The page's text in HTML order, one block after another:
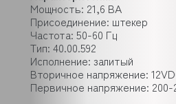
Мощность: 21,6 ВА
Присоединение: штекер
Частота: 50-60 Гц
Тип: 40.00.592
Исполнение: залитый
Вторичное напряжение:
Первичное напряжение: 200-